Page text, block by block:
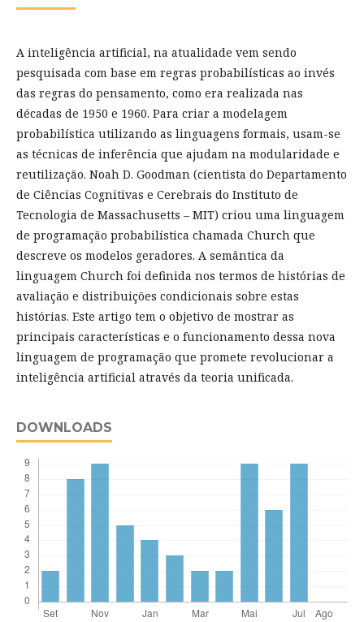
A inteligência artificial, na atualidade vem sendo
pesquisada com base em regras probabilísticas ao invés
das regras do pensamento, como era realizada nas
décadas de 1950 e 1960. Para criar a modelagem
probabilística utilizando as linguagens formais, usam-se
as técnicas de inferência que ajudam na modularidade e
reutilização. Noah D. Goodman (cientista do Departamento
de Ciências Cognitivas e Cerebrais do Instituto de
Tecnologia de Massachusetts – MIT) criou uma linguagem
de programação probabilística chamada Church que
descreve os modelos geradores. A semântica da
linguagem Church foi definida nos termos de histórias de
avaliação e distribuições condicionais sobre estas
histórias. Este artigo tem o objetivo de mostrar as
principais características e o funcionamento dessa nova
linguagem de programação que promete revolucionar a
inteligência artificial através da teoria unificada.
DOWNLOADS